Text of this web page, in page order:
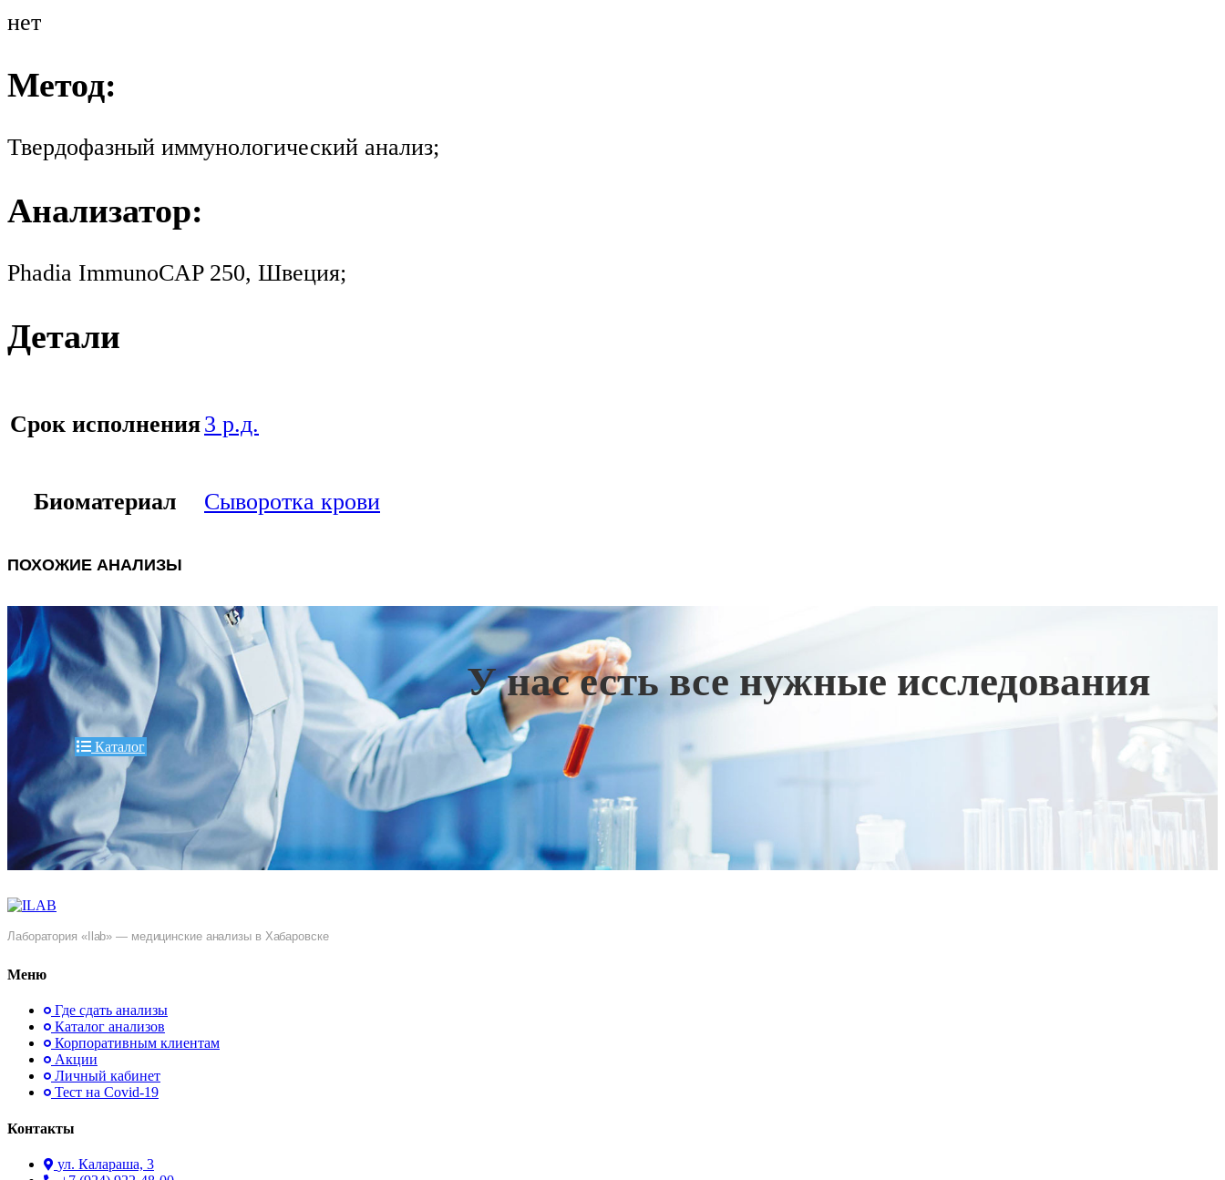
нет
Метод:
Твердофазный иммунологический анализ;
Анализатор:
Phadia ImmunoCAP 250, Швеция;
Детали
Срок исполнения3 р.д.
Биоматериал Сыворотка крови
ПОХОЖИЕ АНАЛИЗЫ
У нас есть все нужные исследования
Каталог
Лаборатория «Ilab» — медицинские анализы в Хабаровске
Меню
Где сдать анализы
Каталог анализов
Корпоративным клиентам
Акции
Личный кабинет
Тест на Covid-19
Контакты
ул. ​Калараша, 3